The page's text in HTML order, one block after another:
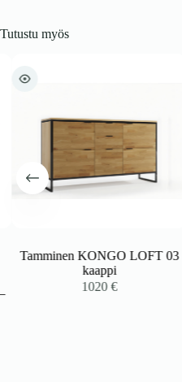
Tutustu myös
Tamminen KONGO LOFT 03
kaappi
1020€